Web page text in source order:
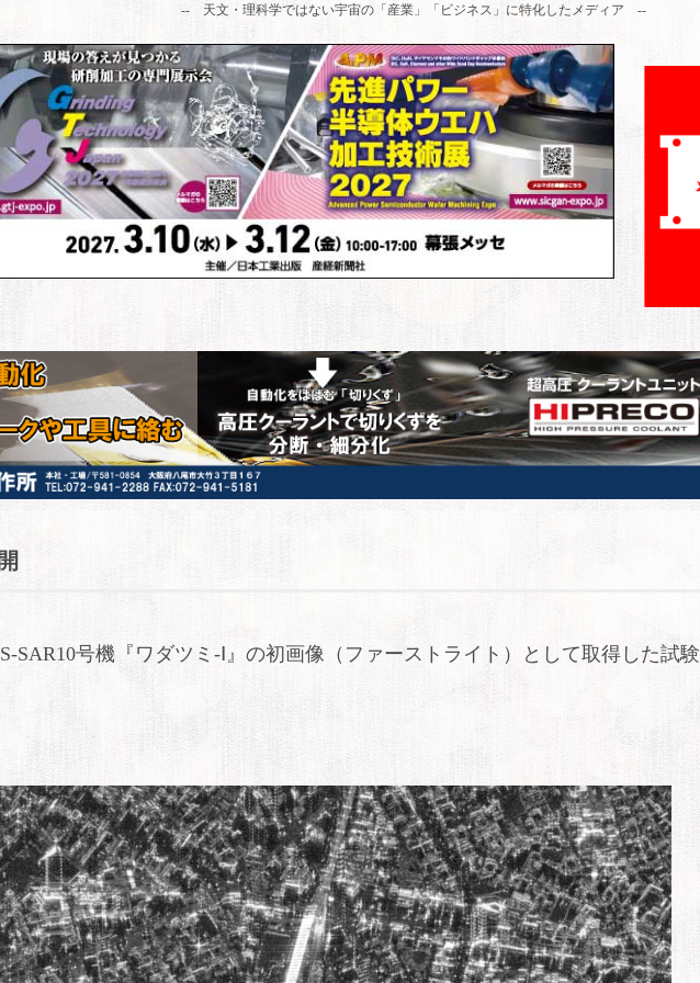
-- 天文・理科学ではない宇宙の「産業」「ビジネス」に特化したメディア --
SAR10号機『ワダツミ-Ⅰ』の初画像（ファーストライト）として取得した試験